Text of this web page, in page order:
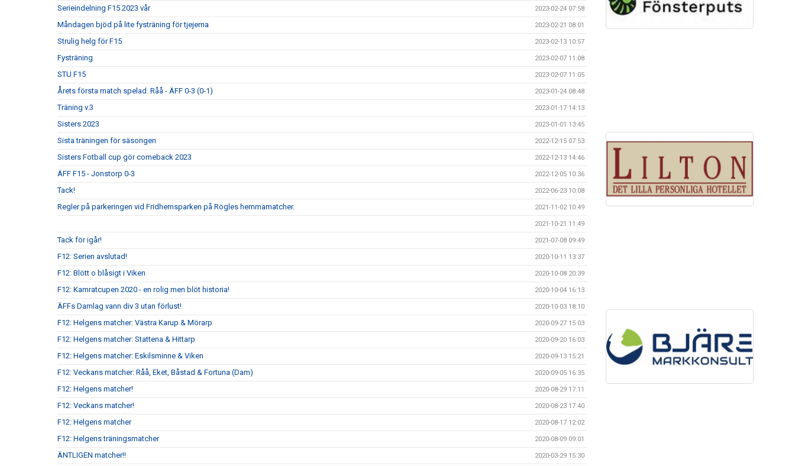
Serieindelning F15 2023 vår 2023-02-24 07:58
Måndagen bjöd på lite fysträning för tjejerna 2023-02-21 08:01
Strulig helg för F15 2023-02-13 10:57
Fysträning 2023-02-07 11:08
STU F15 2023-02-07 11:05
Årets första match spelad. Råå - ÄFF 0-3 (0-1) 2023-01-24 08:48
Träning v.3 2023-01-17 14:13
Sisters 2023 2023-01-01 13:45
Sista träningen för säsongen 2022-12-15 07:53
Sisters Fotball cup gör comeback 2023 2022-12-13 14:46
ÄFF F15 - Jonstorp 0-3 2022-12-05 10:36
Tack! 2022-06-23 10:08
Regler på parkeringen vid Fridhemsparken på Rögles hemmamatcher. 2021-11-02 10:49
2021-10-21 11:49
Tack för igår! 2021-07-08 09:49
F12: Serien avslutad! 2020-10-11 13:37
F12: Blött o blåsigt i Viken 2020-10-08 20:39
F12: Kamratcupen 2020 - en rolig men blöt historia! 2020-10-04 16:13
ÄFFs Damlag vann div 3 utan förlust! 2020-10-03 18:10
F12: Helgens matcher: Västra Karup & Mörarp 2020-09-27 15:03
F12: Helgens matcher: Stattena & Hittarp 2020-09-20 16:03
F12: Helgens matcher: Eskilsminne & Viken 2020-09-13 15:21
F12: Veckans matcher: Råå, Eket, Båstad & Fortuna (Dam) 2020-09-05 16:35
F12: Helgens matcher! 2020-08-29 17:11
F12: Veckans matcher! 2020-08-23 17:40
F12: Helgens matcher 2020-08-17 12:02
F12: Helgens träningsmatcher 2020-08-09 09:01
ÄNTLIGEN matcher!! 2020-03-29 15:30